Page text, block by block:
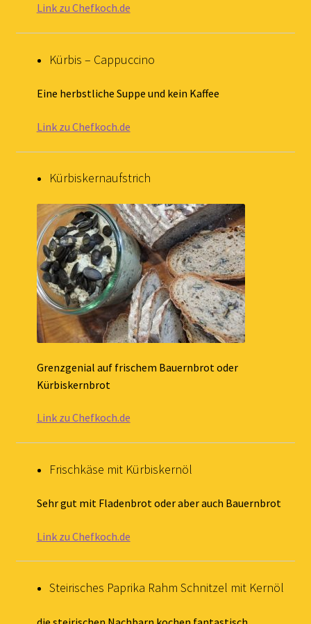
Link zu Chefkoch.de
Kürbis – Cappuccino
Eine herbstliche Suppe und kein Kaffee
Link zu Chefkoch.de
Kürbiskernaufstrich
Grenzgenial auf frischem Bauernbrot oder
Kürbiskernbrot
Link zu Chefkoch.de
Frischkäse mit Kürbiskernöl
Sehr gut mit Fladenbrot oder aber auch Bauernbrot
Link zu Chefkoch.de
Steirisches Paprika Rahm Schnitzel mit Kernöl